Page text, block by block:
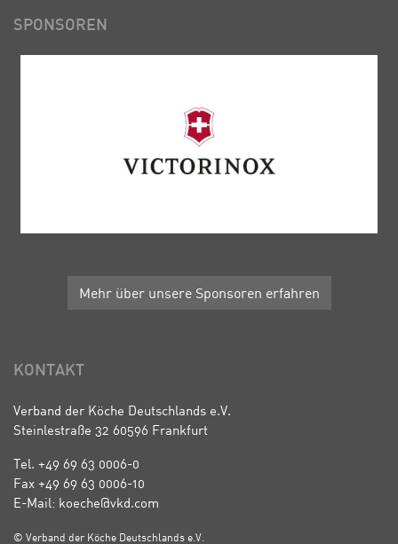
SPONSOREN
Mehr über unsere Sponsoren erfahren
KONTAKT
Verband der Köche Deutschlands e.V.
Steinlestraße 32 60596 Frankfurt
Tel. +49 69 63 0006-0
Fax +49 69 63 0006-10
E-Mail: koeche@vkd.com
© Verband der Köche Deutschlands e.V.